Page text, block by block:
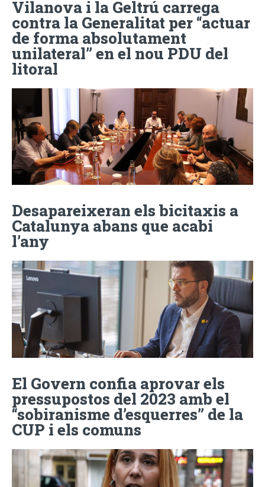
Vilanova i la Geltrú carrega
contra la Generalitat per “actuar
de forma absolutament
unilateral” en el nou PDU del
litoral
Desapareixeran els bicitaxis a
Catalunya abans que acabi
l’any
El Govern confia aprovar els
pressupostos del 2023 amb el
“sobiranisme d’esquerres” de la
CUP i els comuns